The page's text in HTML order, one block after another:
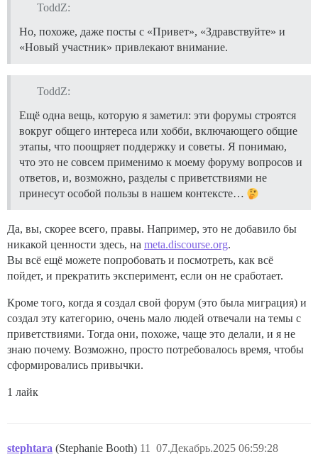
ToddZ:
Но, похоже, даже посты с «Привет», «Здравствуйте» и
«Новый участник» привлекают внимание.
ToddZ:
Ещё одна вещь, которую я заметил: эти форумы строятся
вокруг общего интереса или хобби, включающего общие
этапы, что поощряет поддержку и советы. Я понимаю,
что это не совсем применимо к моему форуму вопросов и
ответов, и, возможно, разделы с приветствиями не
принесут особой пользы в нашем контексте…
Да, вы, скорее всего, правы. Например, это не добавило бы
никакой ценности здесь, на meta.discourse.org.
Вы всё ещё можете попробовать и посмотреть, как всё
пойдет, и прекратить эксперимент, если он не сработает.
Кроме того, когда я создал свой форум (это была миграция) и
создал эту категорию, очень мало людей отвечали на темы с
приветствиями. Тогда они, похоже, чаще это делали, и я не
знаю почему. Возможно, просто потребовалось время, чтобы
сформировались привычки.
1 лайк
stephtara (Stephanie Booth) 07.Декабрь.2025 06:59:28
11